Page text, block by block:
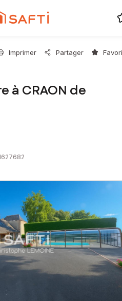
Imprimer Partager
à CRAON de